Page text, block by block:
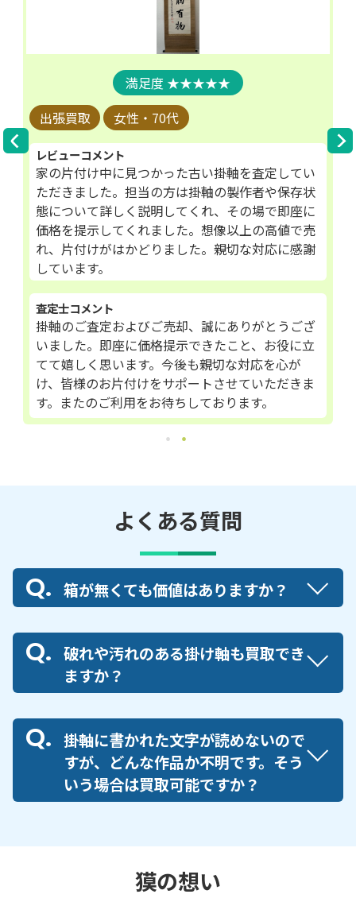
★★★★★
出張買取
女性・70代
レビューコメント
家の片付け中に見つかった古い掛軸を査定してい
ただきました。担当の方は掛軸の製作者や保存状
態について詳しく説明してくれ、その場で即座に
価格を提示してくれました。想像以上の高値で売
れ、片付けがはかどりました。親切な対応に感謝
しています。
査定士コメント
掛軸のご査定およびご売却、誠にありがとうござ
いました。即座に価格提示できたこと、お役に立
てて嬉しく思います。今後も親切な対応を心が
け、皆様のお片付けをサポートさせていただきま
す。またのご利用をお待ちしております。
よくある質問
箱が無くても価値はありますか？
破れや汚れのある掛け軸も買取でき
ますか？
掛軸に書かれた文字が読めないので
すが、どんな作品か不明です。そう
いう場合は買取可能ですか？
獏の想い